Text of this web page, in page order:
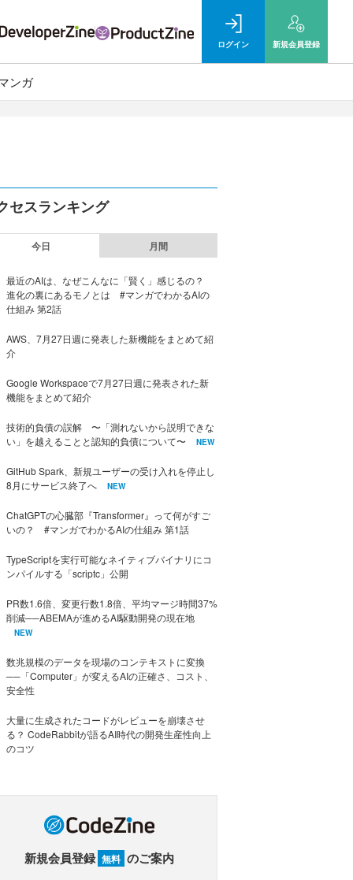
ログイン 新規会員登録
ンガ
セスランキング
今日 月間
最近のAIは、なぜこんなに「賢く」感じるの？
進化の裏にあるモノとは #マンガでわかるAIの
仕組み 第2話
AWS、7月27日週に発表した新機能をまとめて紹
介
Google Workspaceで7月27日週に発表された新
機能をまとめて紹介
技術的負債の誤解 〜「測れないから説明できな
い」を越えることと認知的負債について〜
NEW
GitHub Spark、新規ユーザーの受け入れを停止し
8月にサービス終了へ
NEW
ChatGPTの心臓部『Transformer』って何がすご
いの？ #マンガでわかるAIの仕組み 第1話
TypeScriptを実行可能なネイティブバイナリにコ
ンパイルする「scriptc」公開
PR数1.6倍、変更行数1.8倍、平均マージ時間37%
削減──ABEMAが進めるAI駆動開発の現在地
NEW
数兆規模のデータを現場のコンテキストに変換
──「Computer」が変えるAIの正確さ、コスト、
安全性
大量に生成されたコードがレビューを崩壊させ
る？ CodeRabbitが語るAI時代の開発生産性向上
のコツ
新規会員登録 無料 のご案内